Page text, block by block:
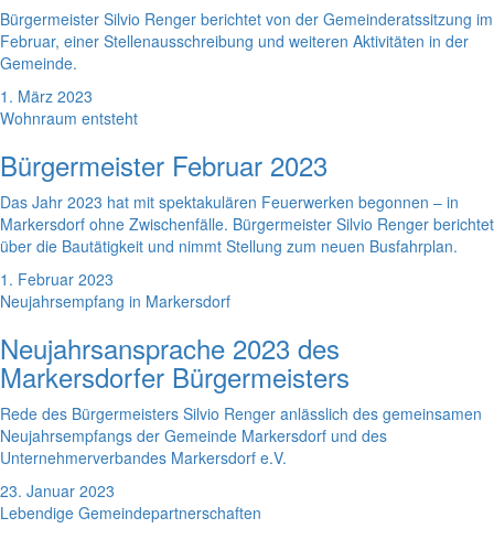
Bürgermeister Silvio Renger berichtet von der Gemeinderatssitzung im
Februar, einer Stellenausschreibung und weiteren Aktivitäten in der
Gemeinde.
1. März 2023
Wohnraum entsteht
Bürgermeister Februar 2023
Das Jahr 2023 hat mit spektakulären Feuerwerken begonnen – in
Markersdorf ohne Zwischenfälle. Bürgermeister Silvio Renger berichtet
über die Bautätigkeit und nimmt Stellung zum neuen Busfahrplan.
1. Februar 2023
Neujahrsempfang in Markersdorf
Neujahrsansprache 2023 des
Markersdorfer Bürgermeisters
Rede des Bürgermeisters Silvio Renger anlässlich des gemeinsamen
Neujahrsempfangs der Gemeinde Markersdorf und des
Unternehmerverbandes Markersdorf e.V.
23. Januar 2023
Lebendige Gemeindepartnerschaften